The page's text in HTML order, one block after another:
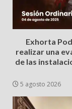
Exhorta
realizar una
de las
5 agosto 2026